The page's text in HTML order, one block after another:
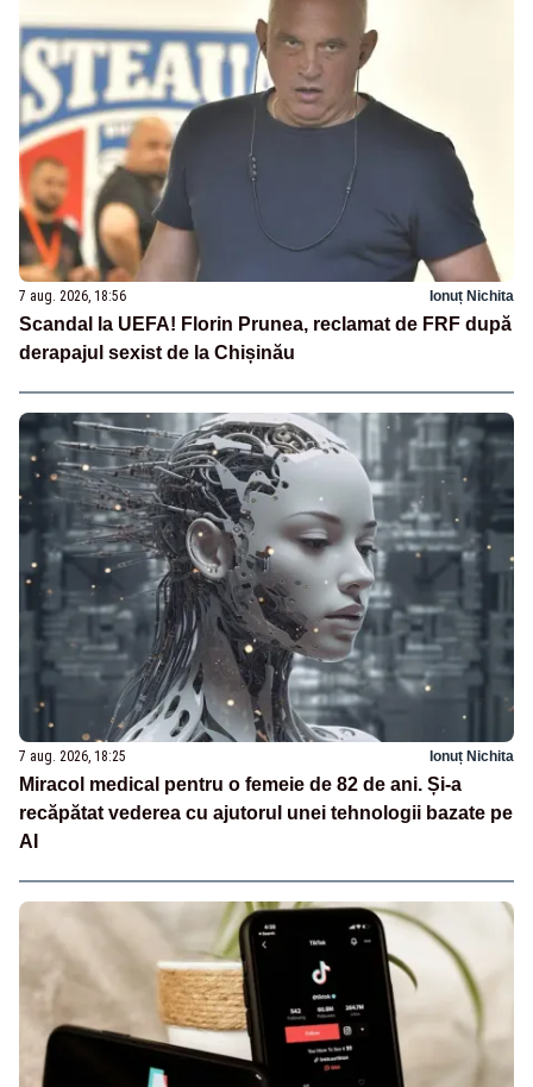
7 aug. 2026, 18:56 Ionuț Nichita
Scandal la UEFA! Florin Prunea, reclamat de FRF după
derapajul sexist de la Chișinău
7 aug. 2026, 18:25 Ionuț Nichita
Miracol medical pentru o femeie de 82 de ani. Și-a
recăpătat vederea cu ajutorul unei tehnologii bazate pe
AI